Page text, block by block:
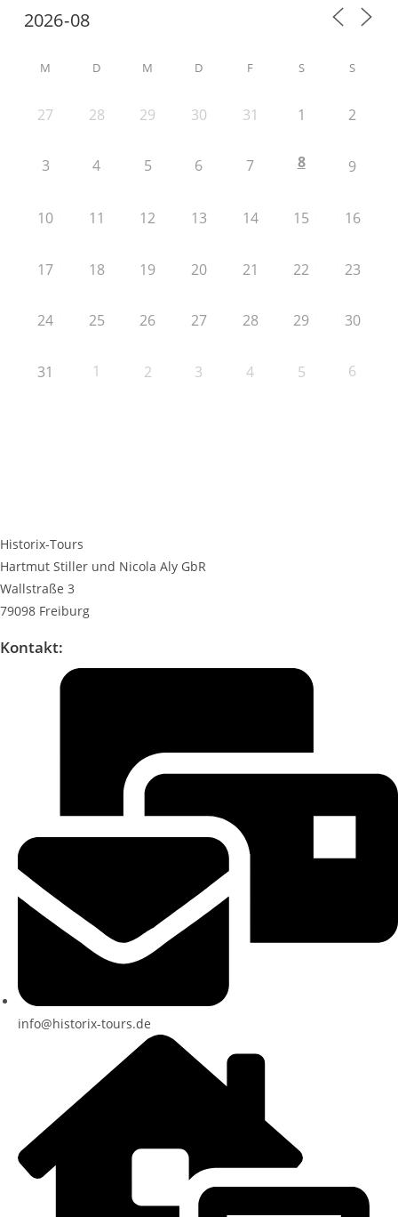
M D M D F S S
27 28 29 30 31 1 2
3 4 5 6 7 8 9
10 11 12 13 14 15 16
17 18 19 20 21 22 23
24 25 26 27 28 29 30
31 1 2 3 4 5 6
Historix-Tours
Hartmut Stiller und Nicola Aly GbR
Wallstraße 3
79098 Freiburg
Kontakt:
info@historix-tours.de